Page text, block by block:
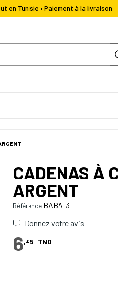
en Tunisie • Paiement à la livraison
CADENAS À
ARGENT
Référence BABA-3
Donnez votre avis
6,45 TND